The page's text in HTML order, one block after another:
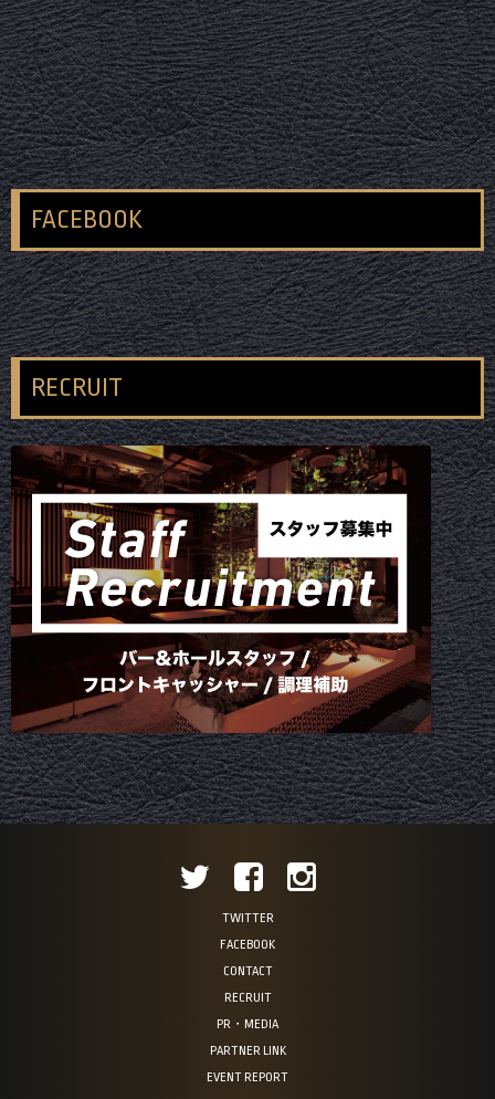
FACEBOOK
RECRUIT
TWITTER
FACEBOOK
CONTACT
RECRUIT
PR・MEDIA
PARTNER LINK
EVENT REPORT